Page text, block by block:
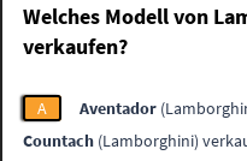
Welches Modell von
verkaufen?
A Aventador
Countach (Lamborghini)